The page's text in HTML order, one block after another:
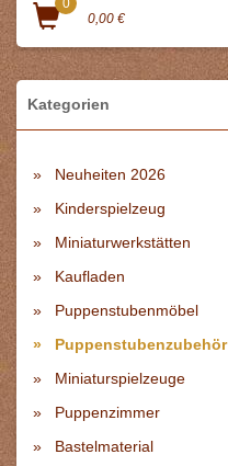
0
0,00 €
Kategorien
Neuheiten 2026
Kinderspielzeug
Miniaturwerkstätten
Kaufladen
Puppenstubenmöbel
Puppenstubenzubehör
Miniaturspielzeuge
Puppenzimmer
Bastelmaterial